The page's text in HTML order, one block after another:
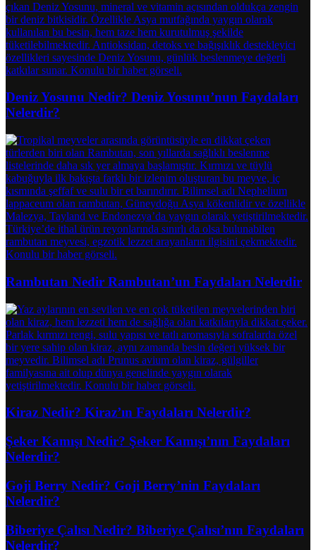
Deniz Yosunu Nedir? Deniz Yosunu’nun Faydaları
Nelerdir?
Rambutan Nedir Rambutan’un Faydaları Nelerdir
Kiraz Nedir? Kiraz’ın Faydaları Nelerdir?
Şeker Kamışı Nedir? Şeker Kamışı’nın Faydaları
Nelerdir?
Goji Berry Nedir? Goji Berry’nin Faydaları
Nelerdir?
Biberiye Çalısı Nedir? Biberiye Çalısı’nın Faydaları
Nelerdir?